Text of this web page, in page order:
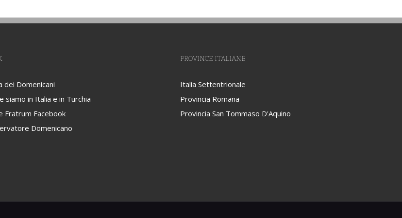
dei Domenicani
siamo in Italia e in Turchia
Fratrum Facebook
Domenicano
PROVINCE ITALIANE
Italia Settentrionale
Provincia Romana
Provincia San Tommaso D'Aquino